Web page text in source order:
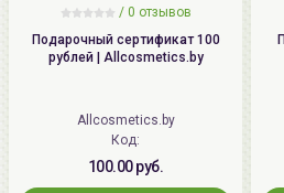
/ 0 отзывов
Подарочный сертификат 100
рублей | Allcosmetics.by
Allcosmetics.by
Код:
100.00 руб.